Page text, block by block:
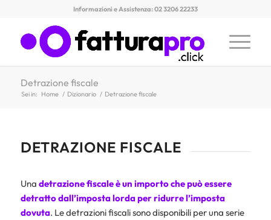
Informazioni e Assistenza: 02 3206 22233
Detrazione fiscale
Sei in: Home / Dizionario / Detrazione fiscale
DETRAZIONE FISCALE
Una detrazione fiscaleè un importo che può essere
detratto dall’imposta lorda per ridurre l’imposta
dovuta. Le detrazioni fiscali sono disponibili per una serie